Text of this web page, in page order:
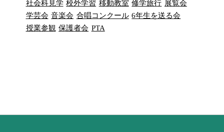
社会科見学 校外学習 移動教室 修学旅行 展覧会
学芸会 音楽会 合唱コンクール 6年生を送る会
授業参観 保護者会 PTA